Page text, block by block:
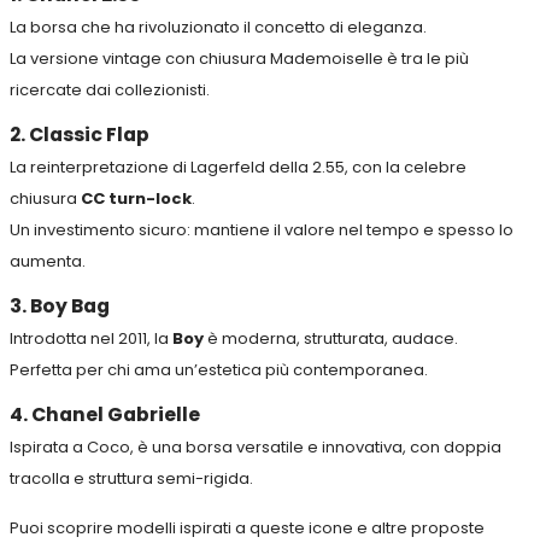
La borsa che ha rivoluzionato il concetto di eleganza.
La versione vintage con chiusura Mademoiselle è tra le più
ricercate dai collezionisti.
2. Classic Flap
La reinterpretazione di Lagerfeld della 2.55, con la celebre
chiusura CC turn-lock.
Un investimento sicuro: mantiene il valore nel tempo e spesso lo
aumenta.
3. Boy Bag
Introdotta nel 2011, la Boyè moderna, strutturata, audace.
Perfetta per chi ama un’estetica più contemporanea.
4. Chanel Gabrielle
Ispirata a Coco, è una borsa versatile e innovativa, con doppia
tracolla e struttura semi-rigida.
Puoi scoprire modelli ispirati a queste icone e altre proposte